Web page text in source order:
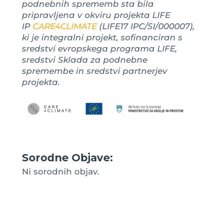
podnebnih sprememb sta bila
pripravljena v okviru projekta LIFE
IP CARE4CLIMATE(LIFE17 IPC/SI/000007),
ki je integralni projekt, sofinanciran s
sredstvi evropskega programa LIFE,
sredstvi Sklada za podnebne
spremembe in sredstvi partnerjev
projekta.
Sorodne Objave:
Ni sorodnih objav.